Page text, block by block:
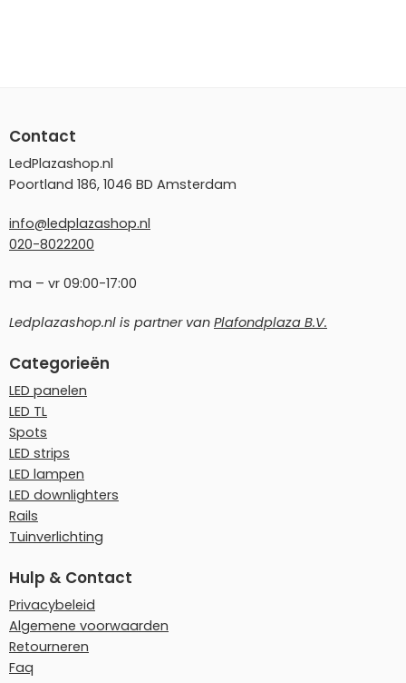
Contact
LedPlazashop.nl
Poortland 186, 1046 BD Amsterdam
info@ledplazashop.nl
020-8022200
ma – vr 09:00-17:00
Ledplazashop.nl is partner van Plafondplaza B.V.
Categorieën
LED panelen
LED TL
Spots
LED strips
LED lampen
LED downlighters
Rails
Tuinverlichting
Hulp & Contact
Privacybeleid
Algemene voorwaarden
Retourneren
Faq